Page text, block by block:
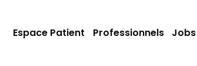
Espace Patient Professionnels Jobs